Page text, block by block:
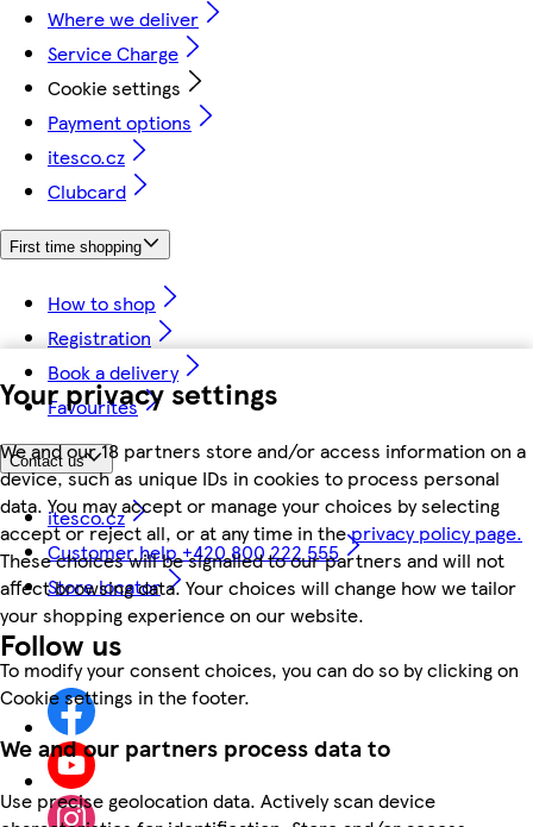
Your privacy settings
We and our 18 partners store and/or access information on a
device, such as unique IDs in cookies to process personal
data. You may accept or manage your choices by selecting
accept or reject all, or at any time in theprivacy policy page.
These choices will be signalled to our partners and will not
affect browsing data. Your choices will change how we tailor
your shopping experience on our website.
To modify your consent choices, you can do so by clicking on
Cookie settings in the footer.
We and our partners process data to
Use precise geolocation data. Actively scan device
Where we deliver
Service Charge
Cookie settings
Payment options
itesco.cz
Clubcard
First time shopping
How to shop
Registration
Book a delivery
Favourites
Contact us
itesco.cz
Customer help +420 800 222 555
Store locator
Follow us